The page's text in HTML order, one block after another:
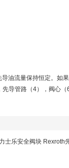
油流量保持恒定。如
导管路（4），阀心（
士乐安全阀块 Rexroth